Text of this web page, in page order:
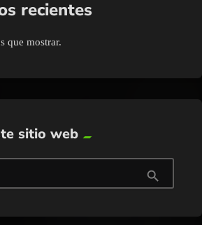
recientes
que mostrar.
sitio web
search